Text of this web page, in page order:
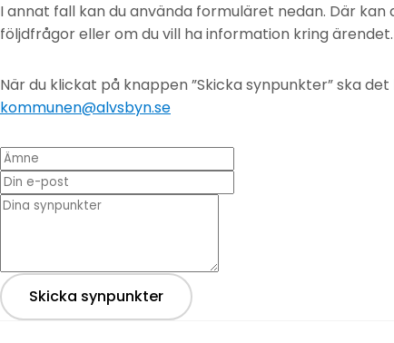
I annat fall kan du använda formuläret nedan. Där
följdfrågor eller om du vill ha information kring ärendet.
När du klickat på knappen ”Skicka synpunkter” ska
kommunen@alvsbyn.se
Ämne
Din e-post
* Dina synpunkter
Skicka synpunkter